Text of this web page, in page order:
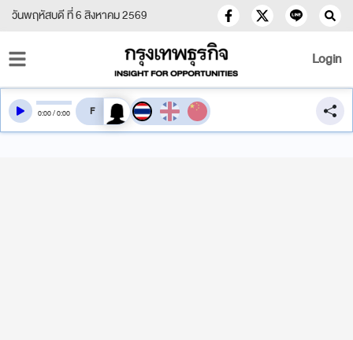
วันพฤหัสบดี ที่ 6 สิงหาคม 2569
Login
0:00/0:00 สลับเสียงอ่าน